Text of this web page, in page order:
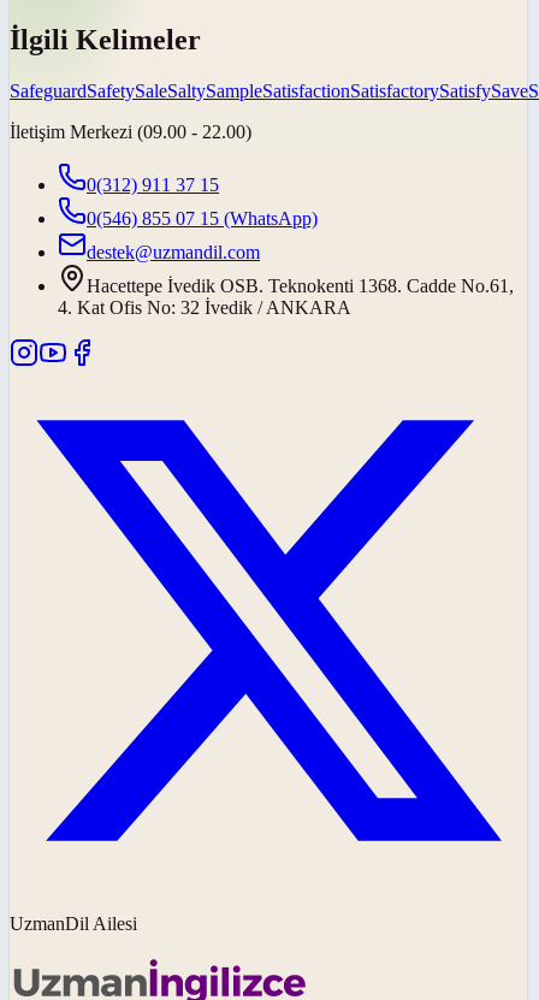
İlgili Kelimeler
SafeguardSafetySaleSaltySampleSatisfactionSatisfactorySatisfySave
İletişim Merkezi (09.00 - 22.00)
0(312) 911 37 15
0(546) 855 07 15 (WhatsApp)
destek@uzmandil.com
Hacettepe İvedik OSB. Teknokenti 1368. Cadde No.61,
4. Kat Ofis No: 32 İvedik / ANKARA
UzmanDil Ailesi